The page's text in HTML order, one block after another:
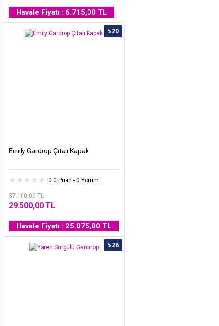
Havale Fiyatı : 6.715,00 TL
%20
Emily Gardrop Çıtalı Kapak
0.0 Puan - 0 Yorum
37.100,00 TL
29.500,00 TL
Havale Fiyatı : 25.075,00 TL
%26